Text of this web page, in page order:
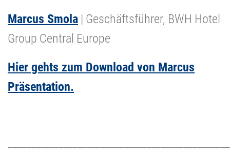
Marcus Smola | Geschäftsführer, BWH Hotel
Group Central Europe
Hier gehts zum Download von Marcus
Präsentation.